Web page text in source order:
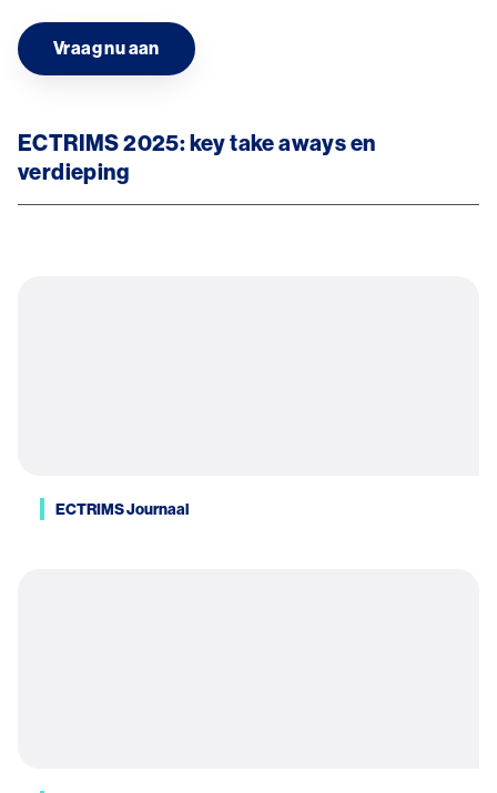
Vraag nu aan
ECTRIMS 2025: key take aways en
verdieping
ECTRIMS Journaal